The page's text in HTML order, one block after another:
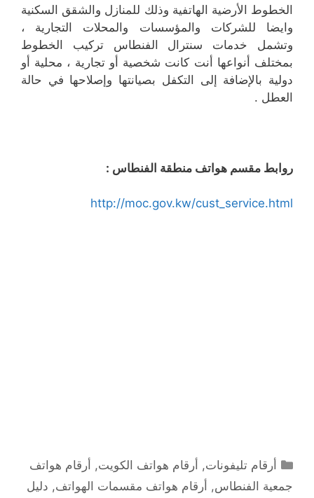
الخطوط الأرضية الهاتفية وذلك للمنازل والشقق السكنية
وايضا للشركات والمؤسسات والمحلات التجارية ،
وتشمل خدمات سنترال الفنطاس تركيب الخطوط
بمختلف أنواعها أنت كانت شخصية أو تجارية ، محلية أو
دولية بالإضافة إلى التكفل بصيانتها وإصلاحها في حالة
العطل .
روابط مقسم هواتف منطقة الفنطاس :
http://moc.gov.kw/cust_service.html
التصنيفات
أرقام تليفونات, أرقام هواتف الكويت, أرقام هواتف
جمعية الفنطاس, أرقام هواتف مقسمات الهواتف, دليل